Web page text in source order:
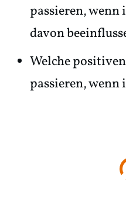
passieren,
davon
Welche
passieren,